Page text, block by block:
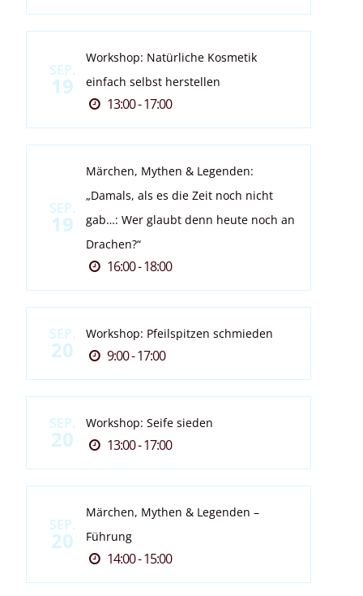
SEP.
19
Workshop: Natürliche Kosmetik
einfach selbst herstellen
13:00 - 17:00
SEP.
19
Märchen, Mythen & Legenden:
„Damals, als es die Zeit noch nicht
gab…: Wer glaubt denn heute noch an
Drachen?“
16:00 - 18:00
SEP.
20
Workshop: Pfeilspitzen schmieden
9:00 - 17:00
SEP.
20
Workshop: Seife sieden
13:00 - 17:00
SEP.
20
Märchen, Mythen & Legenden –
Führung
14:00 - 15:00